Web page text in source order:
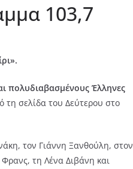
103,7
πολυδιαβασμένους Έλληνες
τη σελίδα του Δεύτερου στο
τον Γιάννη Ξανθούλη, στον
τη Λένα Διβάνη και